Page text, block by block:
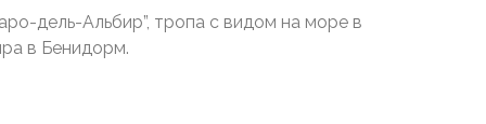
дель-Альбир”, тропа с видом на море в
в Бенидорм.